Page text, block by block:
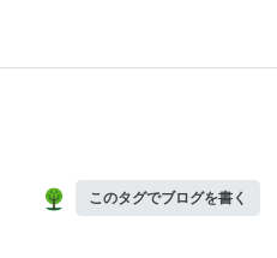
このタグでブログを書く